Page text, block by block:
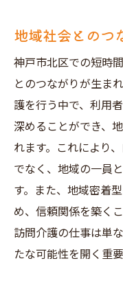
地域社会とのつ
神戸市北区での短時
とのつながりが生ま
護を行う中で、利用
深めることができ、
れます。これにより
でなく、地域の一員
す。また、地域密着
め、信頼関係を築く
訪問介護の仕事は単
たな可能性を開く重